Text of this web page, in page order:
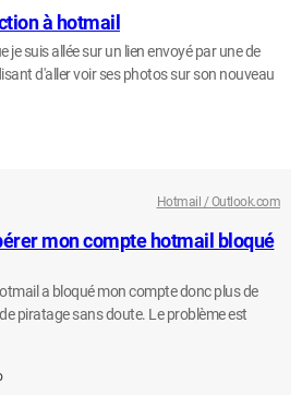
à hotmail
je suis allée sur un lien envoyé par une de
d'aller voir ses photos sur son nouveau
Hotmail / Outlook.com
mon compte hotmail bloqué
a bloqué mon compte donc plus de
piratage sans doute. Le problème est